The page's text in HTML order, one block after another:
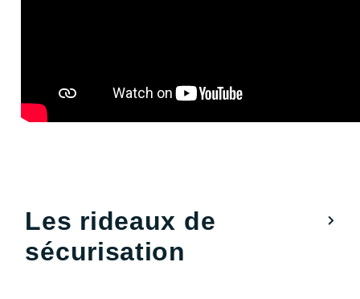
Les rideaux de
sécurisation